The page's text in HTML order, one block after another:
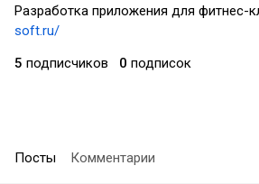
Разработка приложения для фитнес-
soft.ru/
5 подписчиков 0 подписок
Посты Комментарии